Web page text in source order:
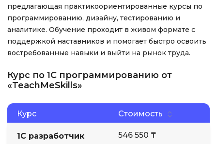
предлагающая практикоориентированные курсы по
программированию, дизайну, тестированию и
аналитике. Обучение проходит в живом формате с
поддержкой наставников и помогает быстро освоить
востребованные навыки и выйти на рынок труда.
Курс по 1С программированию от
«TeachMeSkills»
Курс Стоимость
1С разработчик 546 550 ₸